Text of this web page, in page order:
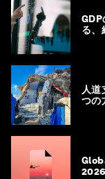
る、
人
つの
2026